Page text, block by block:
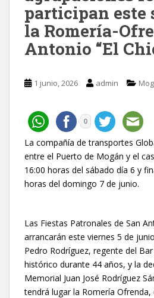
participan este
la Romería-
Antonio “El
1 junio, 2026 admin
0
La compañía de transportes
entre el Puerto de Mogán y el
16:00 horas del sábado día 6 y
horas del domingo 7 de junio.
Las Fiestas Patronales de San
arrancarán este viernes 5 de
Pedro Rodríguez, regente del
histórico durante 44 años, y la
Memorial Juan José Rodríguez
tendrá lugar la Romería Ofrenda,